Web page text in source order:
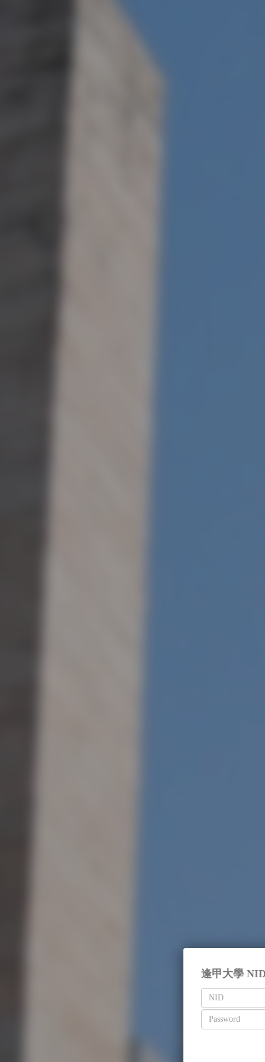
逢甲大學